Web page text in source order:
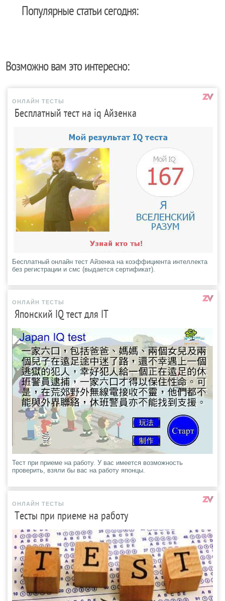
Популярные статьи сегодня:
Возможно вам это интересно:
ОНЛАЙН ТЕСТЫ
Бесплатный тест на iq Айзенка
Бесплатный онлайн тест Айзенка на коэффициента интеллекта
без регистрации и смс (выдается сертификат).
ОНЛАЙН ТЕСТЫ
Японский IQ тест для IT
Тест при приеме на работу. У вас имеется возможность
проверить, взяли бы вас на работу японцы.
ОНЛАЙН ТЕСТЫ
Тесты при приеме на работу